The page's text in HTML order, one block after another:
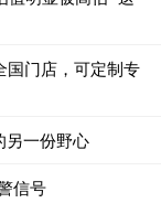
国门店，可定制专
另一份野心
信号